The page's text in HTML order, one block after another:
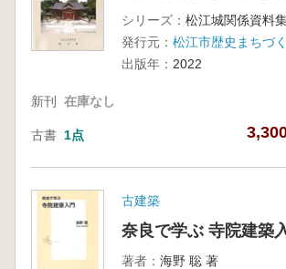
シリーズ： 松江城関係資料
発行元：
出版年： 2022
新刊 在庫なし
古書 1点
古建築
奈良で学ぶ 寺院建築
著者： 海野 聡 著